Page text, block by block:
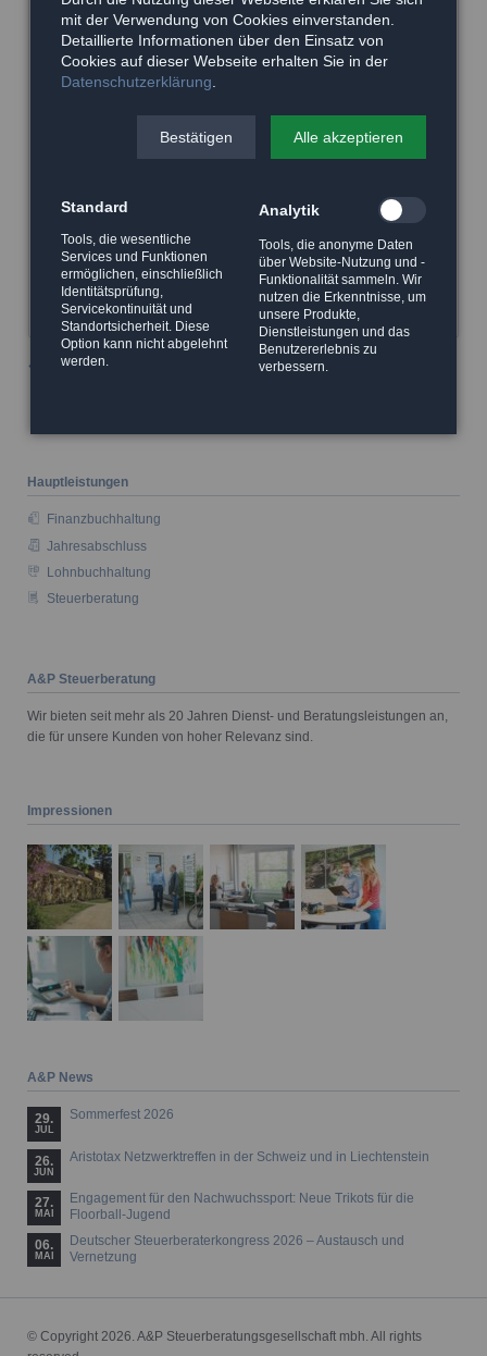
Zurück
Hauptleistungen
Finanzbuchhaltung
Jahresabschluss
Lohnbuchhaltung
Steuerberatung
A&P Steuerberatung
Wir bieten seit mehr als 20 Jahren Dienst- und Beratungsleistungen an,
die für unsere Kunden von hoher Relevanz sind.
Impressionen
A&P News
29.
JUL
Sommerfest 2026
26.
JUN
Aristotax Netzwerktreffen in der Schweiz und in Liechtenstein
27.
MAI
Engagement für den Nachwuchssport: Neue Trikots für die
Floorball-Jugend
06.
MAI
Deutscher Steuerberaterkongress 2026 – Austausch und
Vernetzung
© Copyright 2026. A&P Steuerberatungsgesellschaft mbh. All rights
mit der Verwendung von Cookies einverstanden.
Detaillierte Informationen über den Einsatz von
Cookies auf dieser Webseite erhalten Sie in der
Datenschutzerklärung
Bestätigen Alle akzeptieren
Standard
Tools, die wesentliche
Services und Funktionen
ermöglichen, einschließlich
Identitätsprüfung,
Servicekontinuität und
Standortsicherheit. Diese
Option kann nicht abgelehnt
werden.
Analytik
Tools, die anonyme Daten
über Website-Nutzung und -
Funktionalität sammeln. Wir
nutzen die Erkenntnisse, um
unsere Produkte,
Dienstleistungen und das
Benutzererlebnis zu
verbessern.